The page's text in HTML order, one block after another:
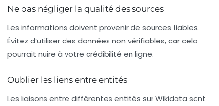
Ne pas négliger la qualité des sources
Les informations doivent provenir de sources fiables.
Évitez d’utiliser des données non vérifiables, car cela
pourrait nuire à votre crédibilité en ligne.
Oublier les liens entre entités
Les liaisons entre différentes entités surWikidata sont